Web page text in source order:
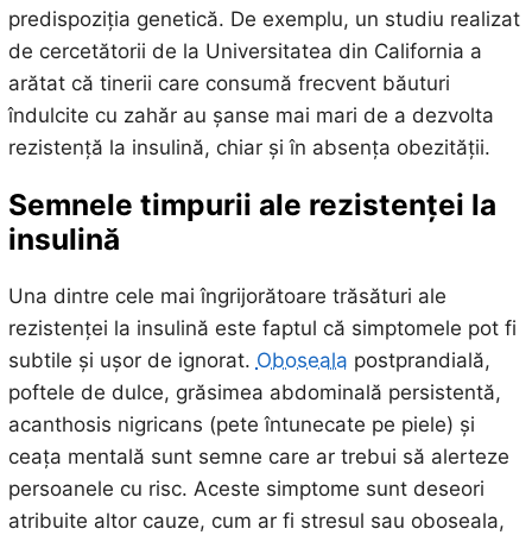
predispoziția genetică. De exemplu, un studiu realizat
de cercetătorii de la Universitatea din California a
arătat că tinerii care consumă frecvent băuturi
îndulcite cu zahăr au șanse mai mari de a dezvolta
rezistență la insulină, chiar și în absența obezității.
Semnele timpurii ale rezistenței la
insulină
Una dintre cele mai îngrijorătoare trăsături ale
rezistenței la insulină este faptul că simptomele pot fi
subtile și ușor de ignorat. Oboseala postprandială,
poftele de dulce, grăsimea abdominală persistentă,
acanthosis nigricans (pete întunecate pe piele) și
ceața mentală sunt semne care ar trebui să alerteze
persoanele cu risc. Aceste simptome sunt deseori
atribuite altor cauze, cum ar fi stresul sau oboseala,